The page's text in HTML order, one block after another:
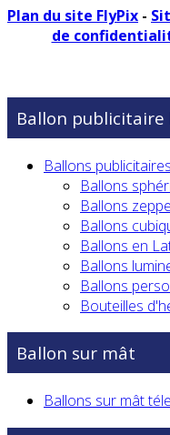
Plan du site FlyPix -
de
Ballon publicitaire
Ballons
Ballons
Ballons
Ballons
Ballons en
Ballons
Ballons
Bouteilles
Ballon sur mât
Ballons sur mât